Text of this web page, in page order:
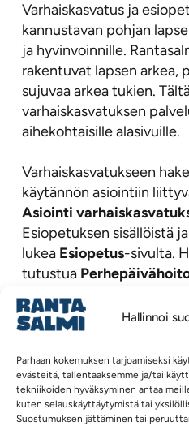
Hallinnoi
Parhaan kokemuksen tarjoamiseksi
evästeitä, tallentaaksemme ja/tai
tekniikoiden hyväksyminen antaa
kuten selauskäyttäytymistä tai
Suostumuksen jättäminen tai
Varhaiskasvatus ja
kannustavan pohjan
ja hyvinvoinnille.
rakentuvat lapsen arkea,
sujuvaa arkea tukien.
varhaiskasvatuksen
aihekohtaisille alasivuille.
Varhaiskasvatukseen
käytännön asiointiin
Asiointi
Esiopetuksen sisällöistä
lukea Esiopetus-sivulta.
tutustua
Rantasalmella
kasvupolkua, jossa lapsi
kasvaa yhteisön tuella.
palveluihin ja lisätietoon
Asiointi